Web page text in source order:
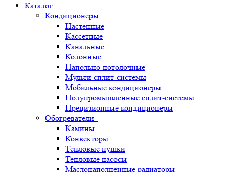
Каталог
Кондиционеры
Настенные
Кассетные
Канальные
Колонные
Напольно-потолочные
Мульти сплит-системы
Мобильные кондиционеры
Полупромышленные сплит-системы
Прецизионные кондиционеры
Обогреватели
Камины
Конвекторы
Тепловые пушки
Тепловые насосы
Маслонаполненные радиаторы